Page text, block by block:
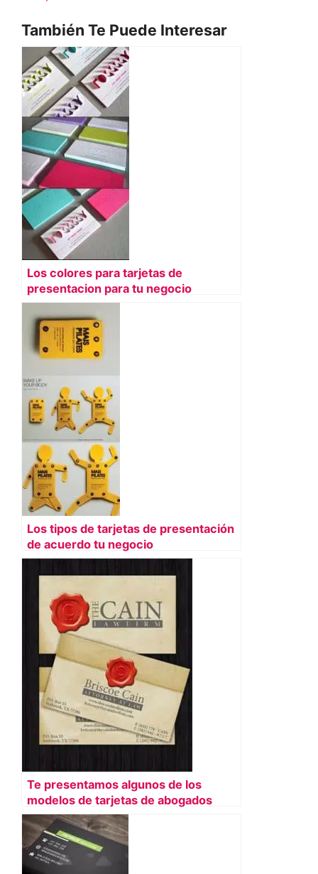
También Te Puede Interesar
Los colores para tarjetas de
presentacion para tu negocio
Los tipos de tarjetas de presentación
de acuerdo tu negocio
Te presentamos algunos de los
modelos de tarjetas de abogados